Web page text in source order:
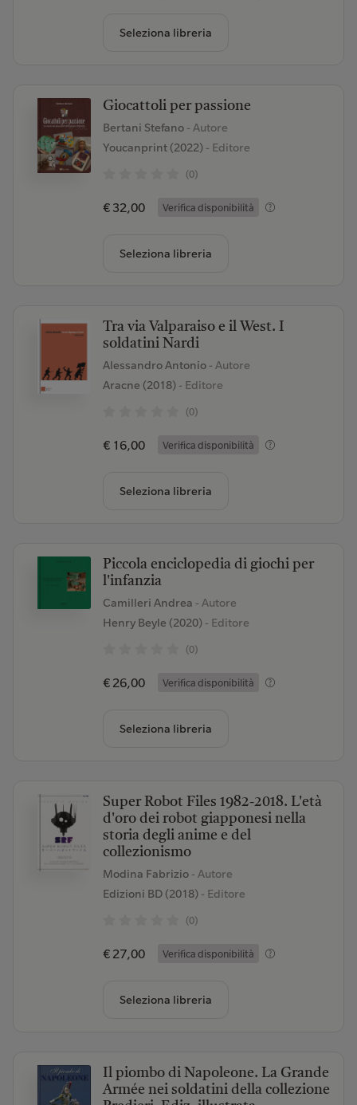
Seleziona libreria
Giocattoli per passione
Bertani Stefano - Autore
Youcanprint (2022)- Editore
(0)
€ 32,00 Verifica disponibilità
Seleziona libreria
Tra via Valparaiso e il West. I
soldatini Nardi
Alessandro Antonio - Autore
Aracne (2018)- Editore
(0)
€ 16,00 Verifica disponibilità
Seleziona libreria
Piccola enciclopedia di giochi per
l'infanzia
Camilleri Andrea - Autore
Henry Beyle (2020)- Editore
(0)
€ 26,00 Verifica disponibilità
Seleziona libreria
Super Robot Files 1982-2018. L'età
d'oro dei robot giapponesi nella
storia degli anime e del
collezionismo
Modina Fabrizio - Autore
Edizioni BD (2018)- Editore
(0)
€ 27,00 Verifica disponibilità
Seleziona libreria
Il piombo di Napoleone. La Grande
Armée nei soldatini della collezione